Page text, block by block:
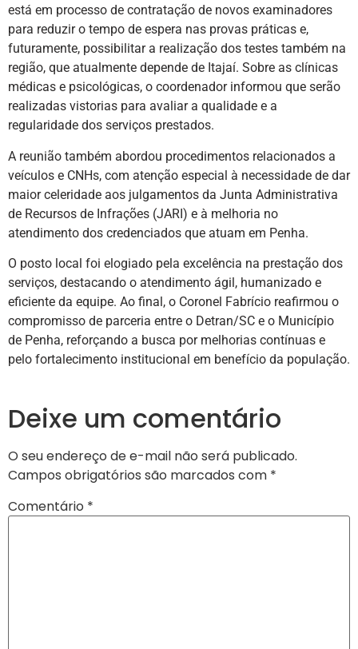
está em processo de contratação de novos examinadores
para reduzir o tempo de espera nas provas práticas e,
futuramente, possibilitar a realização dos testes também na
região, que atualmente depende de Itajaí. Sobre as clínicas
médicas e psicológicas, o coordenador informou que serão
realizadas vistorias para avaliar a qualidade e a
regularidade dos serviços prestados.
A reunião também abordou procedimentos relacionados a
veículos e CNHs, com atenção especial à necessidade de dar
maior celeridade aos julgamentos da Junta Administrativa
de Recursos de Infrações (JARI) e à melhoria no
atendimento dos credenciados que atuam em Penha.
O posto local foi elogiado pela excelência na prestação dos
serviços, destacando o atendimento ágil, humanizado e
eficiente da equipe. Ao final, o Coronel Fabrício reafirmou o
compromisso de parceria entre o Detran/SC e o Município
de Penha, reforçando a busca por melhorias contínuas e
pelo fortalecimento institucional em benefício da população.
Deixe um comentário
O seu endereço de e-mail não será publicado.
Campos obrigatórios são marcados com *
Comentário *